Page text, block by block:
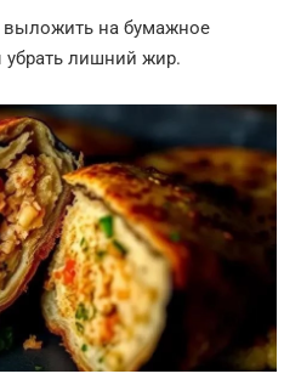
выложить на бумажное
убрать лишний жир.